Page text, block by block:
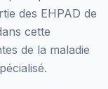
des EHPAD de
cette
de la maladie